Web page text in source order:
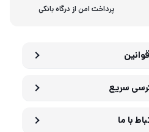
پرداخت امن از درگاه بانکی
قوانین
سریع
با ما